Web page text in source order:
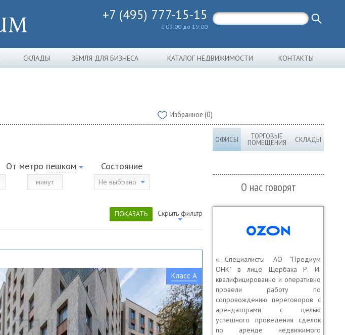
+7 (495) 777-15-15
с 09:00 до 19:00
СКЛАДЫ ЗЕМЛЯ ДЛЯ БИЗНЕСА КАТАЛОГ НЕДВИЖИМОСТИ КОНТАКТЫ
Избранное (0)
От метро пешком Состояние
Не выбрано
ПОКАЗАТЬ Скрыть фильтр
Класс A
ОФИСЫ ТОРГОВЫЕ
ПОМЕЩЕНИЯ СКЛАДЫ
О нас говорят
«…Специалисты АО "Предиум
ОНК" в лице Щербака Р. И.
квалифицированно и оперативно
провели работу по
сопровождению переговоров с
арендаторами с целью
успешного проведения сделок
по аренде недвижимого